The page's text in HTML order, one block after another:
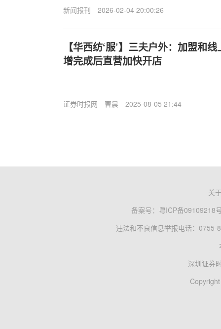
新闻报刊 2026-02-04 20:00:26
【华西纺‘服’】三夫户外：加盟和
增完成后直营加快开店
证券时报网 曹晨 2025-08-05 21:44
关
备案号： 粤ICP备09109218
违法和不良信息举报电话：0755-
深圳证券